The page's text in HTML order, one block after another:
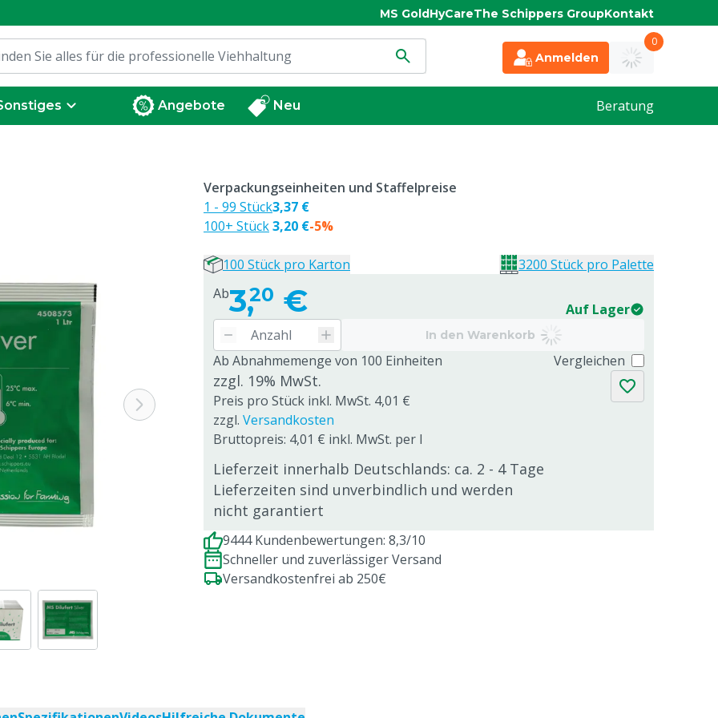
MS GoldHyCareThe Schippers GroupKontakt
Anmelden
0
Angebote Neu Beratung
Ab3,20 € Auf Lager
In den Warenkorb
Ab Abnahmemenge von 100 Einheiten
zzgl. 19% MwSt.
Preis pro Stück inkl. MwSt. 4,01 €
zzgl. Versandkosten
Bruttopreis: 4,01 € inkl. MwSt. per l
Lieferzeit innerhalb Deutschlands: ca. 2 - 4 Tage
Lieferzeiten sind unverbindlich und werden
nicht garantiert
Vergleichen
Verpackungseinheiten und Staffelpreise
1 - 99 Stück
100+ Stück
3,37 €
3,20 €-5%
100 Stück pro Karton 3200 Stück pro Palette
9444 Kundenbewertungen: 8,3/10
Schneller und zuverlässiger Versand
Versandkostenfrei ab 250€